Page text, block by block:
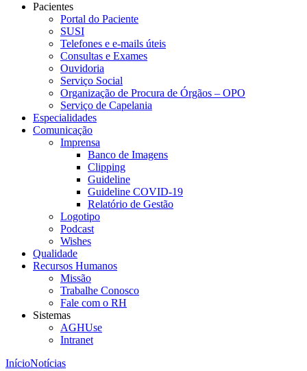
Pacientes
Portal do Paciente
SUSI
Telefones e e-mails úteis
Consultas e Exames
Ouvidoria
Serviço Social
Organização de Procura de Órgãos – OPO
Serviço de Capelania
Especialidades
Comunicação
Imprensa
Banco de Imagens
Clipping
Guideline
Guideline COVID-19
Relatório de Gestão
Logotipo
Podcast
Wishes
Qualidade
Recursos Humanos
Missão
Trabalhe Conosco
Fale com o RH
Sistemas
AGHUse
Intranet
InícioNotícias